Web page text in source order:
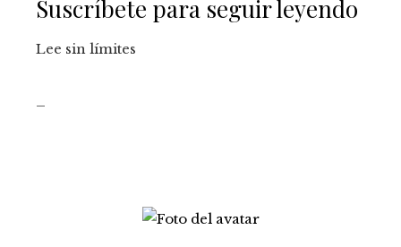
Suscríbete para seguir leyendo
Lee sin límites